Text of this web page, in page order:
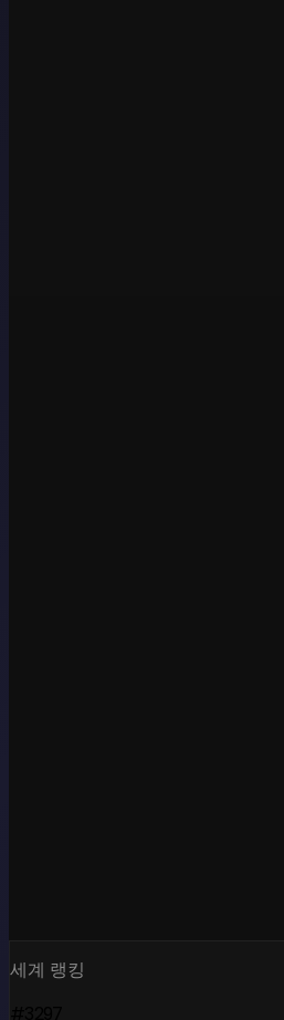
세계 랭킹